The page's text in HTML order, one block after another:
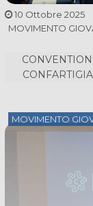
10 Ottobre 2025
MOVIMENTO
MOVIMENTO